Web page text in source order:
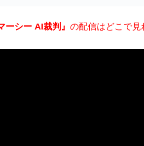
ーシー AI裁判』 の配信はどこで見